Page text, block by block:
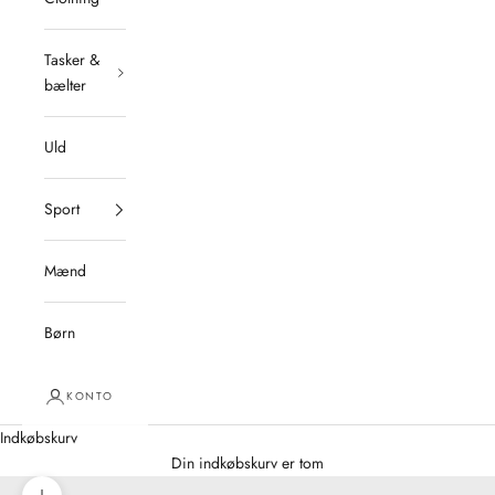
Tasker &
bælter
Uld
Sport
Mænd
Børn
KONTO
Indkøbskurv
Din indkøbskurv er tom